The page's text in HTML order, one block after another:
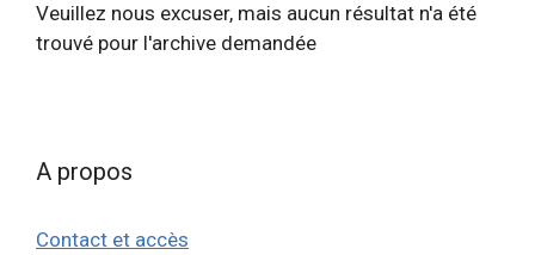
Veuillez nous excuser, mais aucun résultat n'a été
trouvé pour l'archive demandée
A propos
Contact et accès